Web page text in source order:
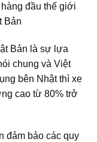
đầu thế giới
Bản
Bản là sự lựa
chung và Việt
bên Nhật thì xe
cao từ 80% trở
đảm bảo các quy